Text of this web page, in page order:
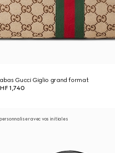
Gucci Giglio grand format
1,740
avec vos initiales